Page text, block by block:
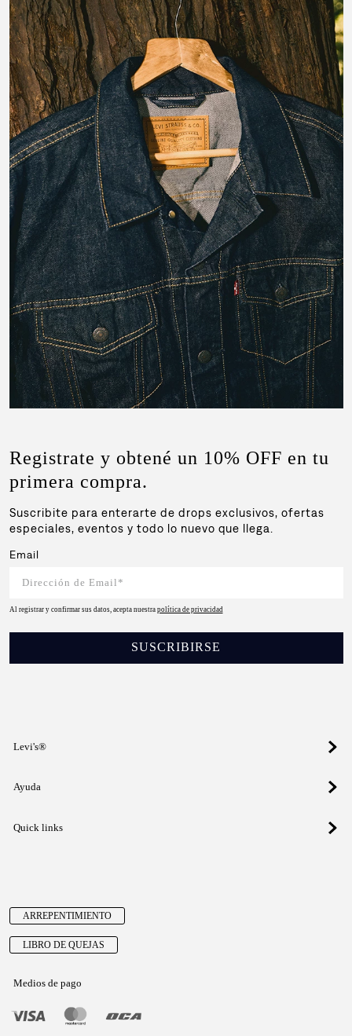
Registrate y obtené un 10% OFF en tu
primera compra.
Suscribite para enterarte de drops exclusivos, ofertas
especiales, eventos y todo lo nuevo que llega.
Email
Al registrar y confirmar sus datos, acepta nuestra política de privacidad
SUSCRIBIRSE
Levi's®
Ayuda
Quick links
ARREPENTIMIENTO
LIBRO DE QUEJAS
Medios de pago